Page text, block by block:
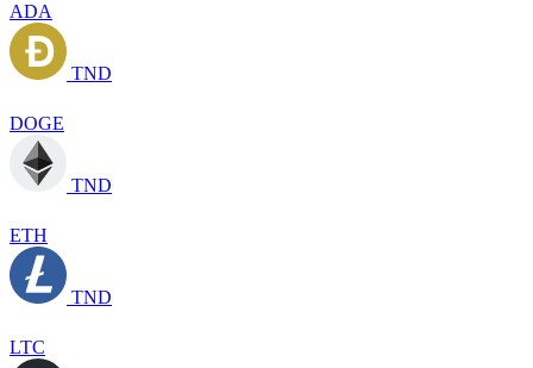
ADA
TND
DOGE
TND
ETH
TND
LTC